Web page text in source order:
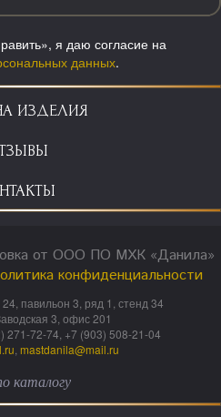
я даю согласие на
данных.
ИЗДЕЛИЯ
от ООО ПО МХК «Данила»
конфиденциальности
павильон 3, ряд 1, стенд 34
3, офис 201
271-72-74, +7 (903) 508-21-04
mastdanila@mail.ru